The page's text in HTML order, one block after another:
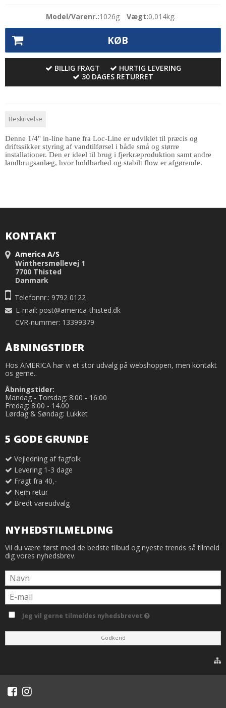
Model/Varenr.:1026g Vægt:0,014kg.
KØB
BILLIG FRAGT
HURTIG LEVERING
30 DAGES RETURRET
Beskrivelse
Denne 1/4" in-line hane fra Loc-Line er udviklet til præcis og
driftssikker styring af vandtilførsel i både små og større
installationer. Den er ideel til brug i fjerkræproduktion samt andre
landbrugsanlæg, hvor holdbarhed og stabilt flow er afgørende.
KONTAKT
America A/S
Winthersmøllevej 1
7700 Thisted
Danmark
Telefonnr.: 9792 0122
E-mail: post@america-thisted.dk
CVR-nummer: 13399379
ÅBNINGSTIDER
Hos AMERICA har vi et stor udvalg på webshoppen, men kontakt
os gerne..
Åbningstider:
Mandag - Torsdag: 8:00 - 16:00
Fredag: 8:00 - 14.00
Lørdag & Søndag: Lukket
5 GODE GRUNDE
Vejledning af fagfolk
Levering 1-3 dage
Fragt fra 40,-
Nem retur
Bredt vareudvalg
NYHEDSTILMELDING
Vil du være først med de bedste tilbud og nyeste trends så tilmeld
dig vores nyhedsbrev.
Jeg vil gerne tilmeldes nyhedsbrevet
Godkend